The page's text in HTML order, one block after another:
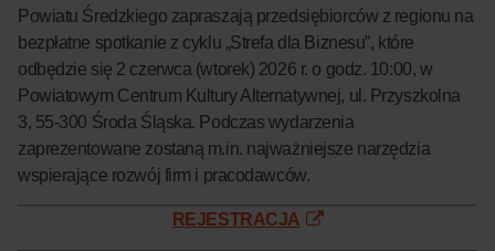
Powiatu Średzkiego zapraszają przedsiębiorców z regionu na
bezpłatne spotkanie z cyklu „Strefa dla Biznesu”, które
odbędzie się 2 czerwca (wtorek) 2026 r. o godz. 10:00, w
Powiatowym Centrum Kultury Alternatywnej, ul. Przyszkolna
3, 55-300 Środa Śląska. Podczas wydarzenia
zaprezentowane zostaną m.in. najważniejsze narzędzia
wspierające rozwój firm i pracodawców.
REJESTRACJA